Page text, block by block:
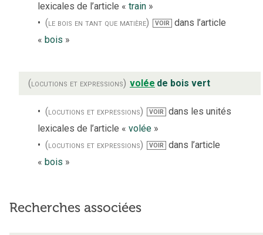
lexicales de l’article « train »
(le bois en tant que matière)
VOIR
dans l’article
« bois »
(locutions et expressions) volée de bois vert
(locutions et expressions) VOIR
dans les unités
lexicales de l’article « volée »
(locutions et expressions)
VOIR dans l’article
« bois »
Recherches associées